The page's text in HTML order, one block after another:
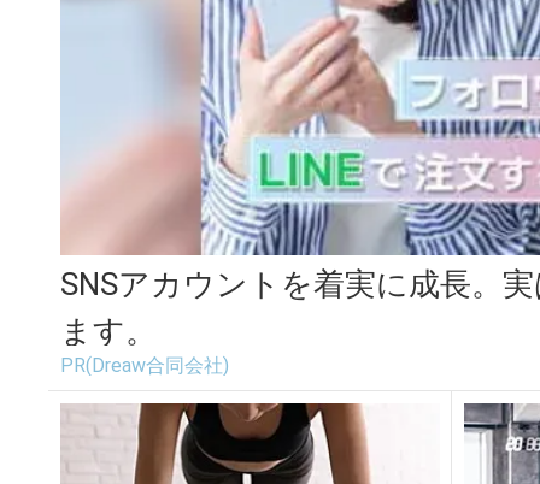
SNSアカウントを着実に成長。
ます。
PR(Dreaw合同会社)